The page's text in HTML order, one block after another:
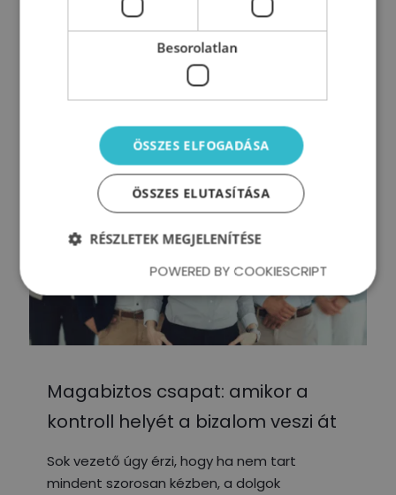
rendelkezésre állnak, mégis gyakran megáll
Magabiztos csapat: amikor a
kontroll helyét a bizalom veszi át
Sok vezető úgy érzi, hogy ha nem tart
mindent szorosan kézben, a dolgok
Besorolatlan
ÖSSZES ELFOGADÁSA
ÖSSZES ELUTASÍTÁSA
RÉSZLETEK MEGJELENÍTÉSE
POWERED BY COOKIESCRIPT